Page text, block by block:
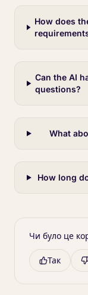
How does
Can the AI
questions?
What
How long
Чи було це
Так